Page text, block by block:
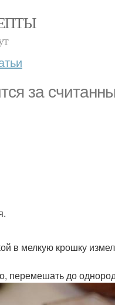
за
в мелкую крошку
перемешать до